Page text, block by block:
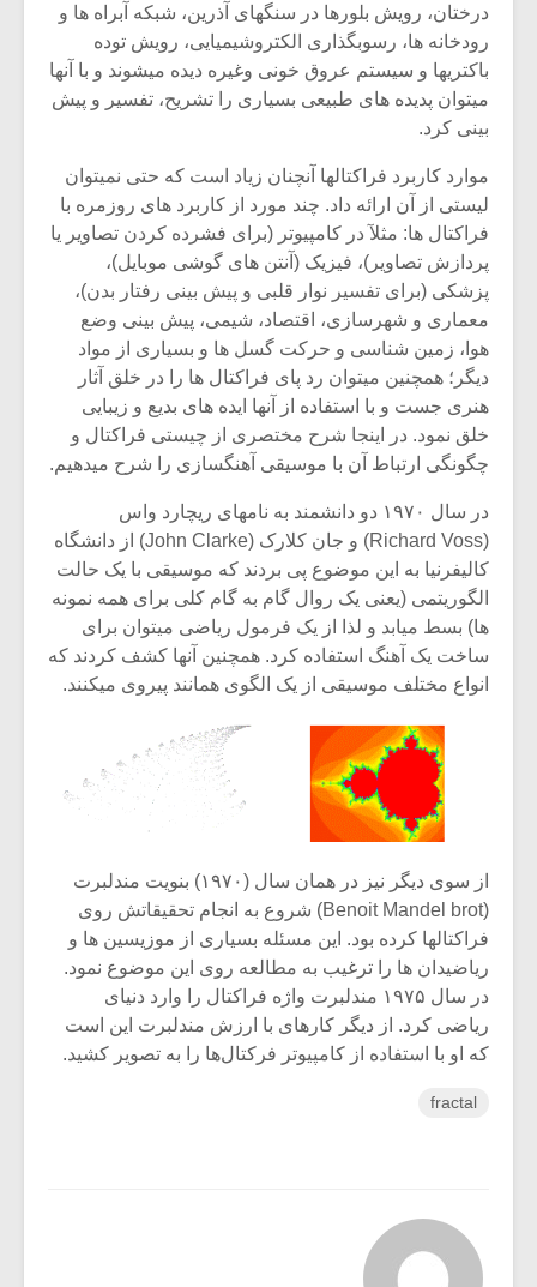
درختان، رویش بلورها در سنگهای آذرین، شبکه آبراه ها و
رودخانه ها، رسوبگذاری الکتروشیمیایی، رویش توده
باکتریها و سیستم عروق خونی وغیره دیده میشوند و با آنها
میتوان پدیده های طبیعی بسیاری را تشریح، تفسیر و پیش
بینی کرد.
موارد کاربرد فراکتالها آنچنان زیاد است که حتی نمیتوان
لیستی از آن ارائه داد. چند مورد از کاربرد های روزمره با
فراکتال ها: مثلآ در کامپیوتر (برای فشرده کردن تصاویر یا
پردازش تصاویر)، فیزیک (آنتن های گوشی موبایل)،
پزشکی (برای تفسیر نوار قلبی و پیش بینی رفتار بدن)،
معماری و شهرسازی، اقتصاد، شیمی، پیش بینی وضع
هوا، زمین شناسی و حرکت گسل ها و بسیاری از مواد
دیگر؛ همچنین میتوان رد پای فراکتال ها را در خلق آثار
هنری جست و با استفاده از آنها ایده های بدیع و زیبایی
خلق نمود. در اینجا شرح مختصری از چیستی فراکتال و
چگونگی ارتباط آن با موسیقی آهنگسازی را شرح میدهیم.
در سال ۱۹۷۰ دو دانشمند به نامهای ریچارد واس
(Richard Voss) و جان کلارک (John Clarke) از دانشگاه
کالیفرنیا به این موضوع پی بردند که موسیقی با یک حالت
الگوریتمی (یعنی یک روال گام به گام کلی برای همه نمونه
ها) بسط میابد و لذا از یک فرمول ریاضی میتوان برای
ساخت یک آهنگ استفاده کرد. همچنین آنها کشف کردند که
انواع مختلف موسیقی از یک الگوی همانند پیروی میکنند.
از سوی دیگر نیز در همان سال (۱۹۷۰) بنویت مندلبرت
(Benoit Mandel brot) شروع به انجام تحقیقاتش روی
فراکتالها کرده بود. این مسئله بسیاری از موزیسین ها و
ریاضیدان ها را ترغیب به مطالعه روی این موضوع نمود.
در سال ۱۹۷۵ مندلبرت واژه فراکتال را وارد دنیای
ریاضی کرد. از دیگر کارهای با ارزش مندلبرت این است
که او با استفاده از کامپیوتر فرکتال‌ها را به تصویر کشید.
fractal
اگر نمی توانی
مشهورترین باشی،
بدنام ترین باش
برگزار
سکانسی
موسیقی